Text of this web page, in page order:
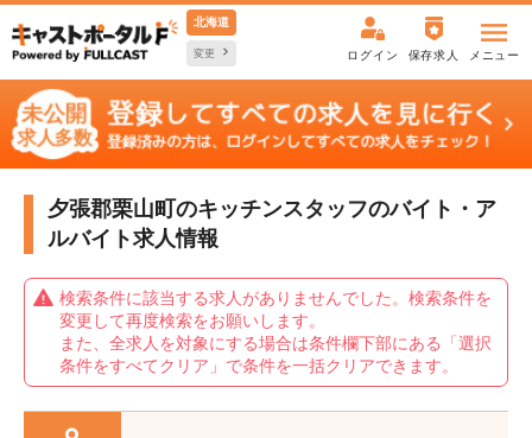
北海道
変更 ログイン 保存求人 メニュー
夕張郡栗山町のキッチンスタッフのバイト・ア
ルバイト求人情報
検索条件に該当する求人がありませんでした。検索条件を
変更して再度検索をお願いします。
また、全求人を対象にする場合は条件欄下部にある「選択
条件をすべてクリア」で条件を一括クリアできます。